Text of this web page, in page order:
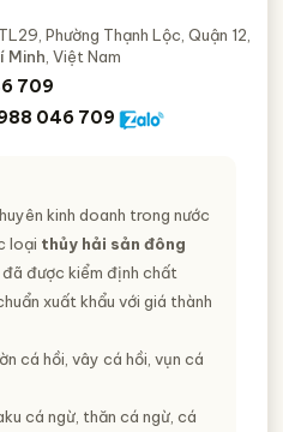
Phường Thạnh Lộc, Quận 12,
Minh, Việt Nam
709
046 709
kinh doanh trong nước
loại thủy hải sản đông
đã được kiểm định chất
xuất khẩu với giá thành
cá hồi, vây cá hồi, vụn cá
cá ngừ, thăn cá ngừ, cá